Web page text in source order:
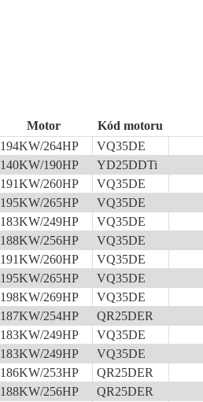
Motor Kód motoru
194KW/264HP
VQ35DE
140KW/190HP
YD25DDTi
191KW/260HP
VQ35DE
195KW/265HP
VQ35DE
183KW/249HP
VQ35DE
188KW/256HP
VQ35DE
191KW/260HP
VQ35DE
195KW/265HP
VQ35DE
198KW/269HP
VQ35DE
187KW/254HP
QR25DER
183KW/249HP
VQ35DE
183KW/249HP
VQ35DE
186KW/253HP
QR25DER
188KW/256HP
QR25DER